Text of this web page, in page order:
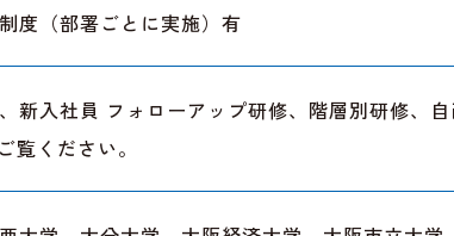
度（部署ごとに実施）有
新入社員 フォローアップ研修、階層別研修、
覧ください。